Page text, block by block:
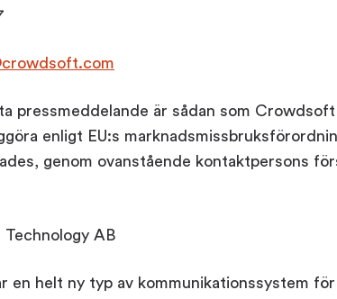
pressmeddelande är sådan som
enligt EU:s
genom ovanstående kontaktpersons
AB
en helt ny typ av kommunikationssystem